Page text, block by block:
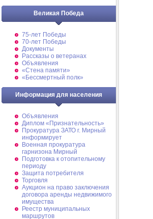
Великая Победа
75-лет Победы
70-лет Победы
Документы
Рассказы о ветеранах
Объявления
«Стена памяти»
«Бессмертный полк»
Информация для населения
Объявления
Диплом «Признательность»
Прокуратура ЗАТО г. Мирный
информирует
Военная прокуратура
гарнизона Мирный
Подготовка к отопительному
периоду
Защита потребителя
Торговля
Аукцион на право заключения
договора аренды недвижимого
имущества
Реестр муниципальных
маршрутов